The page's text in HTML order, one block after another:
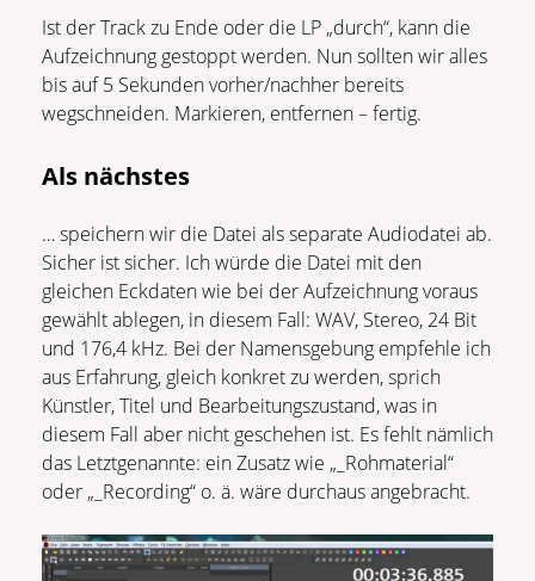
Ist der Track zu Ende oder die LP „durch“, kann die
Aufzeichnung gestoppt werden. Nun sollten wir alles
bis auf 5 Sekunden vorher/nachher bereits
wegschneiden. Markieren, entfernen – fertig.
Als nächstes
… speichern wir die Datei als separate Audiodatei ab.
Sicher ist sicher. Ich würde die Datei mit den
gleichen Eckdaten wie bei der Aufzeichnung voraus
gewählt ablegen, in diesem Fall: WAV, Stereo, 24 Bit
und 176,4 kHz. Bei der Namensgebung empfehle ich
aus Erfahrung, gleich konkret zu werden, sprich
Künstler, Titel und Bearbeitungszustand, was in
diesem Fall aber nicht geschehen ist. Es fehlt nämlich
das Letztgenannte: ein Zusatz wie „_Rohmaterial“
oder „_Recording“ o. ä. wäre durchaus angebracht.